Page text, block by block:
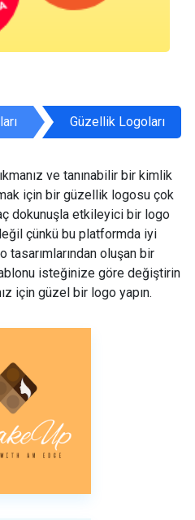
Güzellik Logoları
ve tanınabilir bir kimlik
için bir güzellik logosu çok
dokunuşla etkileyici bir logo
çünkü bu platformda iyi
tasarımlarından oluşan bir
isteğinize göre değiştirin
için güzel bir logo yapın.